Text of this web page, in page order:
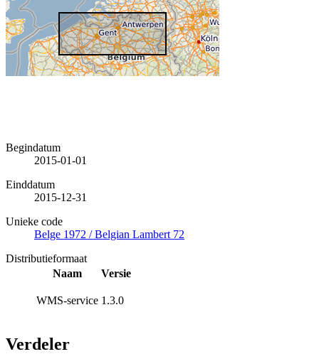
Begindatum
2015-01-01
Einddatum
2015-12-31
Unieke code
Belge 1972 / Belgian Lambert 72
Distributieformaat
Naam
Versie
WMS-service 1.3.0
Verdeler